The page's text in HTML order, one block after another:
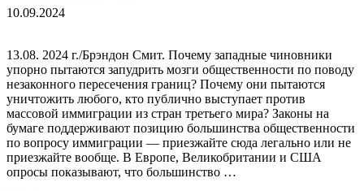
10.09.2024
13.08. 2024 г./Брэндон Смит. Почему западные чиновники
упорно пытаются запудрить мозги общественности по поводу
незаконного пересечения границ? Почему они пытаются
уничтожить любого, кто публично выступает против
массовой иммиграции из стран третьего мира? Законы на
бумаге поддерживают позицию большинства общественности
по вопросу иммиграции — приезжайте сюда легально или не
приезжайте вообще. В Европе, Великобритании и США
опросы показывают, что большинство …